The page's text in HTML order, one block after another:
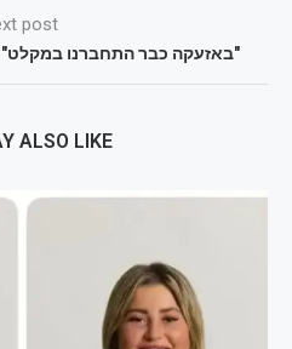
post
"באזעקה כבר התחברנו
ALSO LIKE